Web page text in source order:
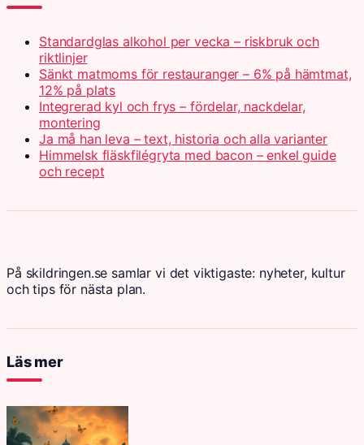
Standardglas alkohol per vecka – riskbruk och
riktlinjer
Sänkt matmoms för restauranger – 6% på hämtmat,
12% på plats
Integrerad kyl och frys – fördelar, nackdelar,
montering
Ja må han leva – text, historia och alla varianter
Himmelsk fläskfilégryta med bacon – enkel guide
och recept
På skildringen.se samlar vi det viktigaste: nyheter, kultur
och tips för nästa plan.
Läs mer